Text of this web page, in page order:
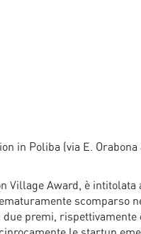
in Poliba (via E. Orabona
Village Award, è intitolata
scomparso
due premi, rispettivamente